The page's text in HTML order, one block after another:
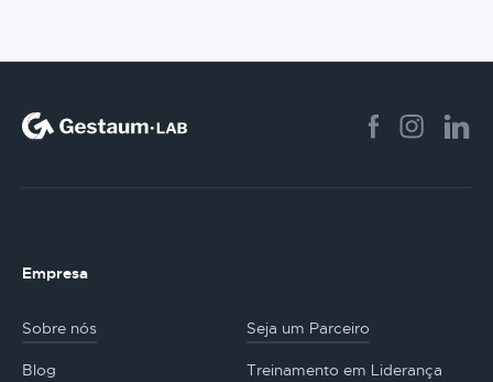
Empresa
Sobre nós Seja um Parceiro
Blog Treinamento em Liderança